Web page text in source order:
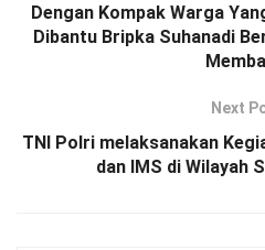
Dengan Kompak Warga
Dibantu Bripka Suhanadi
Next
TNI Polri melaksanakan
dan IMS di Wilayah